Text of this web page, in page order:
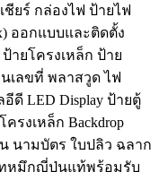
ยร์ กล่องไฟ ป้ายไฟ
ออกแบบและติดตั้ง
ายโครงเหล็ก ป้าย
เลขที่ พลาสวูด ไฟ
ดี LED Display ป้ายตู้
รงเหล็ก Backdrop
น นามบัตร ใบปลิว ฉลาก
ทหมึกญี่ปุ่นแท้พร้อมรับ